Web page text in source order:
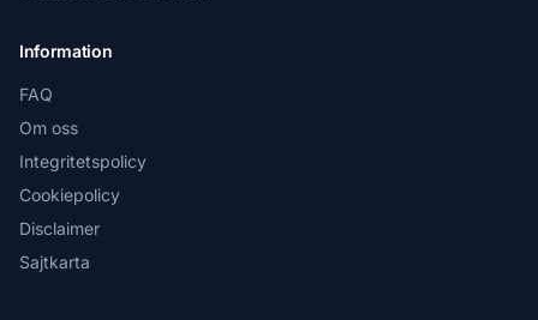
Information
FAQ
Om oss
Integritetspolicy
Cookiepolicy
Disclaimer
Sajtkarta